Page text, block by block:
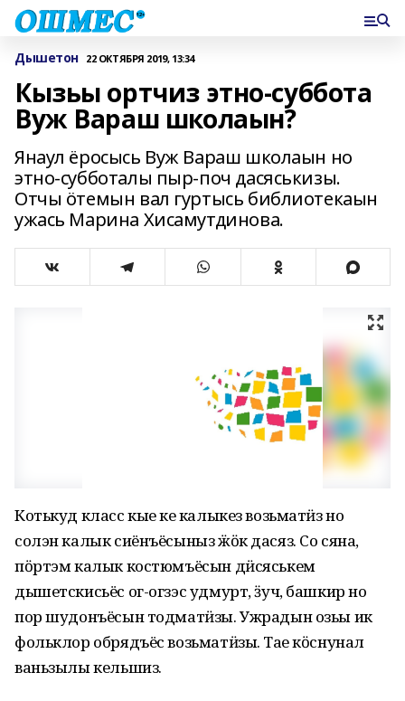
Дышетон 22 ОКТЯБРЯ 2019, 13:34
Кызьы ортчиз этно-суббота
Вуж Вараш школаын?
Янаул ёросысь Вуж Вараш школаын но
этно-субботалы пыр-поч дасяськизы.
Отчы ӧтемын вал гуртысь библиотекаын
ужась Марина Хисамутдинова.
Котькуд класс кыӵе ке калыкез возьматӥз но
солэн калык сиёнъёсыныз ӝӧк дасяз. Со сяна,
пӧртэм калык костюмъёсын дӥсяськем
дышетскисьёс ог-огзэс удмурт, ӟуч, башкир но
пор шудонъёсын тодматӥзы. Ужрадын озьы ик
фольклор обрядъёс возьматӥзы. Таӵе кӧснунал
ваньзылы кельшиз.